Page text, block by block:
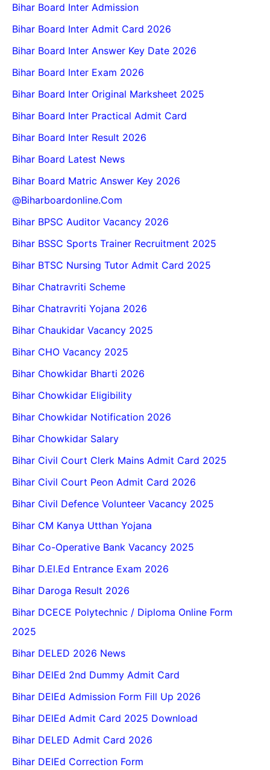
Bihar Board Inter Admission
Bihar Board Inter Admit Card 2026
Bihar Board Inter Answer Key Date 2026
Bihar Board Inter Exam 2026
Bihar Board Inter Original Marksheet 2025
Bihar Board Inter Practical Admit Card
Bihar Board Inter Result 2026
Bihar Board Latest News
Bihar Board Matric Answer Key 2026
@biharboardonline.com
Bihar BPSC Auditor Vacancy 2026
Bihar BSSC Sports Trainer Recruitment 2025
Bihar BTSC Nursing Tutor Admit Card 2025
Bihar Chatravriti Scheme
Bihar Chatravriti Yojana 2026
Bihar Chaukidar Vacancy 2025
Bihar CHO Vacancy 2025
Bihar Chowkidar Bharti 2026
Bihar Chowkidar Eligibility
Bihar Chowkidar Notification 2026
Bihar Chowkidar Salary
Bihar Civil Court Clerk Mains Admit Card 2025
Bihar Civil Court Peon Admit Card 2026
Bihar Civil Defence Volunteer Vacancy 2025
Bihar CM Kanya Utthan Yojana
Bihar Co-Operative Bank Vacancy 2025
Bihar D.El.Ed Entrance Exam 2026
Bihar Daroga Result 2026
Bihar DCECE Polytechnic / Diploma Online Form
2025
Bihar DELED 2026 News
Bihar DElEd 2nd Dummy Admit Card
Bihar DElEd Admission Form Fill Up 2026
Bihar DElEd Admit Card 2025 Download
Bihar DELED Admit Card 2026
Bihar DElEd Correction Form